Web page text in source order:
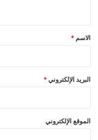
*
الاسم *
البريد الإلكتروني *
الموقع الإلكتروني